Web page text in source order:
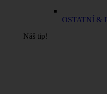
OSTATNÍ &
Náš tip!